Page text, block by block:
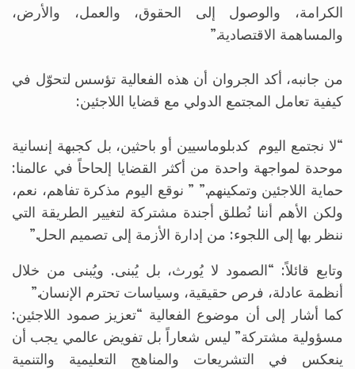
الكرامة، والوصول إلى الحقوق، والعمل، والأرض،
والمساهمة الاقتصادية.”
من جانبه، أكد الجروان أن هذه الفعالية تؤسس لتحوّل في
كيفية تعامل المجتمع الدولي مع قضايا اللاجئين:
“لا نجتمع اليوم كدبلوماسيين أو باحثين، بل كجبهة إنسانية
موحدة لمواجهة واحدة من أكثر القضايا إلحاحاً في عالمنا:
حماية اللاجئين وتمكينهم.” ” نوقع اليوم مذكرة تفاهم، نعم،
ولكن الأهم أننا نُطلق أجندة مشتركة لتغيير الطريقة التي
ننظر بها إلى اللجوء: من إدارة الأزمة إلى تصميم الحل.”
وتابع قائلاً: “الصمود لا يُورث، بل يُبنى. ويُبنى من خلال
أنظمة عادلة، فرص حقيقية، وسياسات تحترم الإنسان.”
كما أشار إلى أن موضوع الفعالية “تعزيز صمود اللاجئين:
مسؤولية مشتركة” ليس شعاراً بل تفويض عالمي يجب أن
ينعكس في التشريعات والمناهج التعليمية والتنمية